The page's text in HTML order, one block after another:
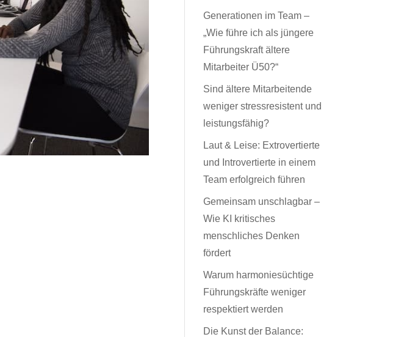
Generationen im Team –
„Wie führe ich als jüngere
Führungskraft ältere
Mitarbeiter Ü50?“
Sind ältere Mitarbeitende
weniger stressresistent und
leistungsfähig?
Laut & Leise: Extrovertierte
und Introvertierte in einem
Team erfolgreich führen
Gemeinsam unschlagbar –
Wie KI kritisches
menschliches Denken
fördert
Warum harmoniesüchtige
Führungskräfte weniger
respektiert werden
Die Kunst der Balance: